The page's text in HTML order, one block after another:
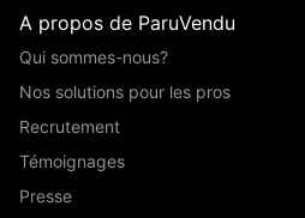
A propos de ParuVendu
Qui sommes-nous?
Nos solutions pour les pros
Recrutement
Témoignages
Presse